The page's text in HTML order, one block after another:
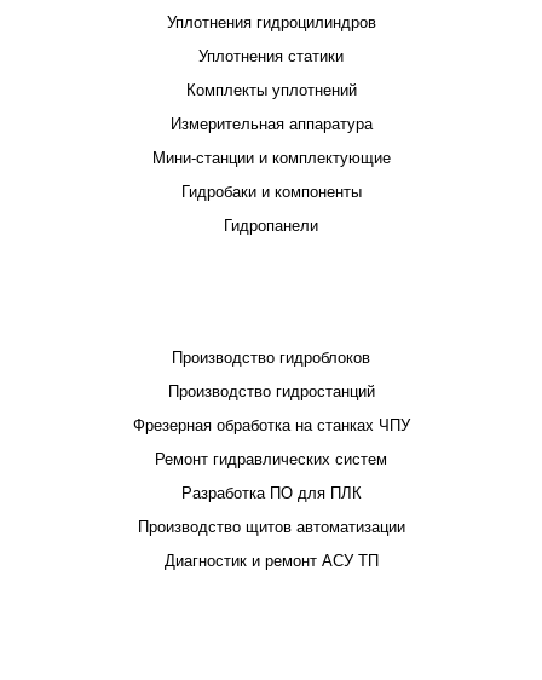
Уплотнения гидроцилиндров
Уплотнения статики
Комплекты уплотнений
Измерительная аппаратура
Мини-станции и комплектующие
Гидробаки и компоненты
Гидропанели
Производство гидроблоков
Производство гидростанций
Фрезерная обработка на станках ЧПУ
Ремонт гидравлических систем
Разработка ПО для ПЛК
Производство щитов автоматизации
Диагностик и ремонт АСУ ТП